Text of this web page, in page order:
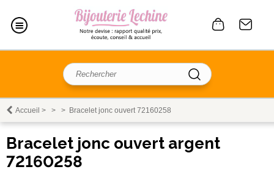
Accueil > > > Bracelet jonc ouvert 72160258
Bracelet jonc ouvert argent
72160258